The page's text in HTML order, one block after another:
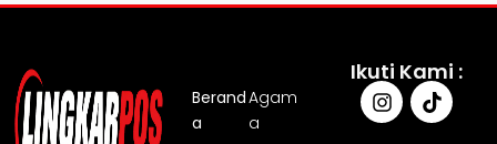
Berand
a
Agam
a
Ikuti Kami :